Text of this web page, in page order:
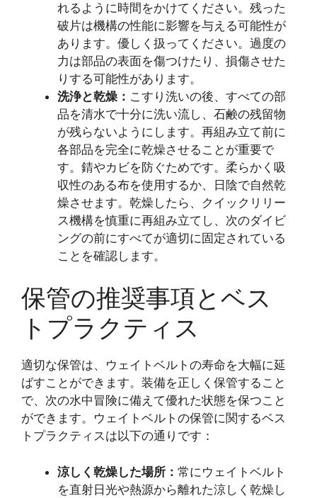
れるように時間をかけてください。残った
破片は機構の性能に影響を与える可能性が
あります。優しく扱ってください。過度の
力は部品の表面を傷つけたり、損傷させた
りする可能性があります。
洗浄と乾燥： こすり洗いの後、すべての部
品を清水で十分に洗い流し、石鹸の残留物
が残らないようにします。再組み立て前に
各部品を完全に乾燥させることが重要で
す。錆やカビを防ぐためです。柔らかく吸
収性のある布を使用するか、日陰で自然乾
燥させます。乾燥したら、クイックリリー
ス機構を慎重に再組み立てし、次のダイビ
ングの前にすべてが適切に固定されている
ことを確認します。
保管の推奨事項とベス
トプラクティス
適切な保管は、ウェイトベルトの寿命を大幅に延
ばすことができます。装備を正しく保管すること
で、次の水中冒険に備えて優れた状態を保つこと
ができます。ウェイトベルトの保管に関するベス
トプラクティスは以下の通りです：
涼しく乾燥した場所： 常にウェイトベルト
を直射日光や熱源から離れた涼しく乾燥し